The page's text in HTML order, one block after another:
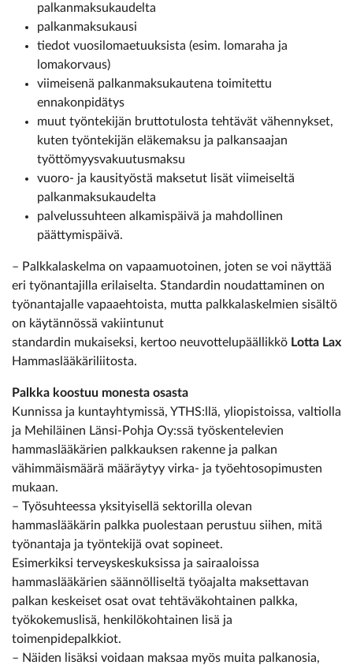
palkanmaksukaudelta
palkanmaksukausi
tiedot vuosilomaetuuksista (esim. lomaraha ja
lomakorvaus)
viimeisenä palkanmaksukautena toimitettu
ennakonpidätys
muut työntekijän bruttotulosta tehtävät vähennykset,
kuten työntekijän eläkemaksu ja palkansaajan
työttömyysvakuutusmaksu
vuoro- ja kausityöstä maksetut lisät viimeiseltä
palkanmaksukaudelta
palvelussuhteen alkamispäivä ja mahdollinen
päättymispäivä.
– Palkkalaskelma on vapaamuotoinen, joten se voi näyttää
eri työnantajilla erilaiselta. Standardin noudattaminen on
työnantajalle vapaaehtoista, mutta palkkalaskelmien sisältö
on käytännössä vakiintunut
standardin mukaiseksi, kertoo neuvottelupäällikkö Lotta Lax
Hammaslääkäriliitosta.
Palkka koostuu monesta osasta
Kunnissa ja kuntayhtymissä, YTHS:llä, yliopistoissa, valtiolla
ja Mehiläinen Länsi-Pohja Oy:ssä työskentelevien
hammaslääkärien palkkauksen rakenne ja palkan
vähimmäismäärä määräytyy virka- ja työehtosopimusten
mukaan.
– Työsuhteessa yksityisellä sektorilla olevan
hammaslääkärin palkka puolestaan perustuu siihen, mitä
työnantaja ja työntekijä ovat sopineet.
Esimerkiksi terveyskeskuksissa ja sairaaloissa
hammaslääkärien säännölliseltä työajalta maksettavan
palkan keskeiset osat ovat tehtäväkohtainen palkka,
työkokemuslisä, henkilökohtainen lisä ja
toimenpidepalkkiot.
– Näiden lisäksi voidaan maksaa myös muita palkanosia,